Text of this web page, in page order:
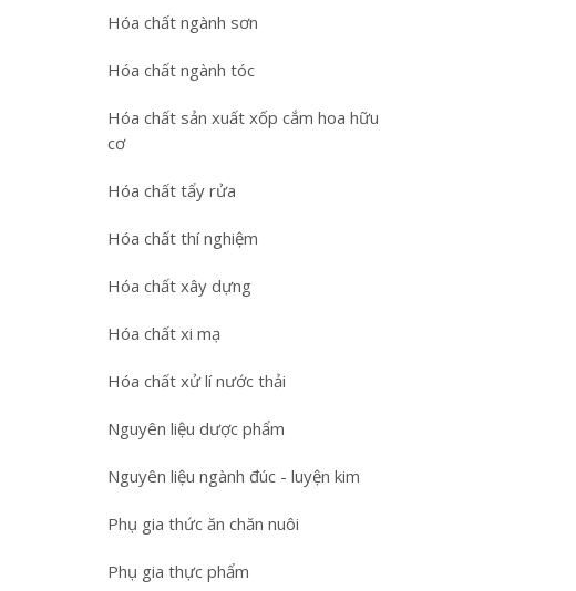
Hóa chất ngành sơn
Hóa chất ngành tóc
Hóa chất sản xuất xốp cắm hoa hữu
cơ
Hóa chất tẩy rửa
Hóa chất thí nghiệm
Hóa chất xây dựng
Hóa chất xi mạ
Hóa chất xử lí nước thải
Nguyên liệu dược phẩm
Nguyên liệu ngành đúc - luyện kim
Phụ gia thức ăn chăn nuôi
Phụ gia thực phẩm